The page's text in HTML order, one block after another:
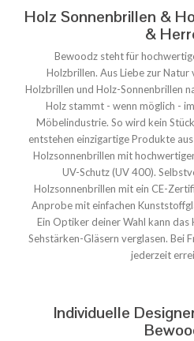
Holz Sonnenbrillen &
&
Bewoodz steht für
Holzbrillen. Aus Liebe zur
Holzbrillen und Holz-Sonnenbrillen
Holz stammt - wenn möglich -
Möbelindustrie. So wird kein
entstehen einzigartige Produkte
Holzsonnenbrillen mit
UV-Schutz (UV 400).
Holzsonnenbrillen mit ein CE-
Anprobe mit einfachen
Ein Optiker deiner Wahl kann
Sehstärken-Gläsern verglasen. Bei
jederzeit
Individuelle